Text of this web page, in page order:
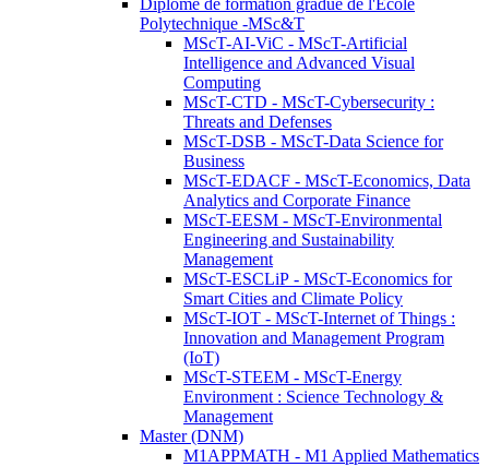
Diplôme de formation gradué de l'Ecole
Polytechnique -MSc&T
MScT-AI-ViC - MScT-Artificial
Intelligence and Advanced Visual
Computing
MScT-CTD - MScT-Cybersecurity :
Threats and Defenses
MScT-DSB - MScT-Data Science for
Business
MScT-EDACF - MScT-Economics, Data
Analytics and Corporate Finance
MScT-EESM - MScT-Environmental
Engineering and Sustainability
Management
MScT-ESCLiP - MScT-Economics for
Smart Cities and Climate Policy
MScT-IOT - MScT-Internet of Things :
Innovation and Management Program
(IoT)
MScT-STEEM - MScT-Energy
Environment : Science Technology &
Management
Master (DNM)
M1APPMATH - M1 Applied Mathematics